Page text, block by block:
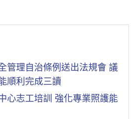
管理自治條例送出法規會 議
順利完成三讀
心志工培訓 強化專業照護能